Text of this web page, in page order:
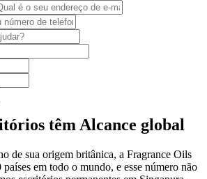
têm Alcance global
de sua origem britânica, a Fragrance Oils
em todo o mundo, e esse número não